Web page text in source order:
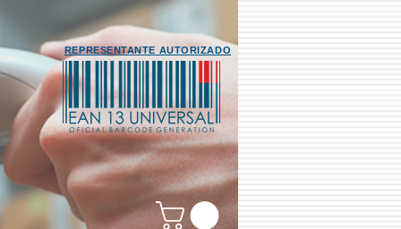
REPRESENTANTE AUTORIZADO